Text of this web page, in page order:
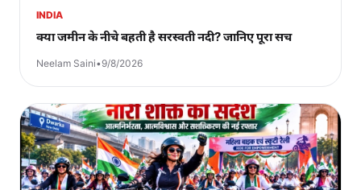
INDIA
क्या जमीन के नीचे बहती है सरस्वती नदी? जानिए पूरा सच
Neelam Saini•9/8/2026